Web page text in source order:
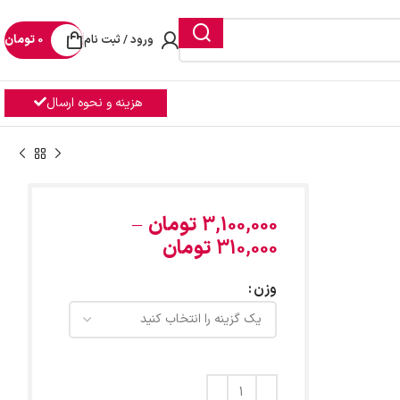
ورود / ثبت نام 0 تومان
هزینه و نحوه ارسال
3,100,000 تومان –
310,000 تومان
وزن